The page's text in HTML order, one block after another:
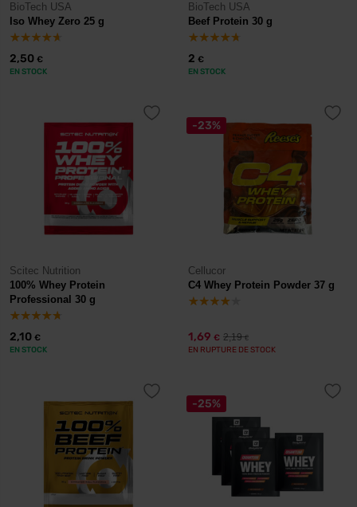
BioTech USA
Iso Whey Zero 25 g
2,50 €
EN STOCK
BioTech USA
Beef Protein 30 g
2 €
EN STOCK
Scitec Nutrition
100% Whey Protein
Professional 30 g
2,10 €
EN STOCK
-23%
Cellucor
C4 Whey Protein Powder 37 g
1,69 € 2,19€
EN RUPTURE DE STOCK
-25%